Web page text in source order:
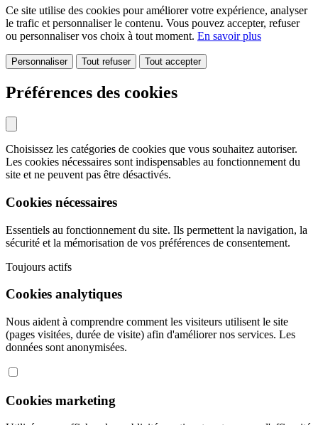
Ce site utilise des cookies pour améliorer votre expérience, analyser
le trafic et personnaliser le contenu. Vous pouvez accepter, refuser
ou personnaliser vos choix à tout moment. En savoir plus
Personnaliser Tout refuser Tout accepter
Préférences des cookies
Choisissez les catégories de cookies que vous souhaitez autoriser.
Les cookies nécessaires sont indispensables au fonctionnement du
site et ne peuvent pas être désactivés.
Cookies nécessaires
Essentiels au fonctionnement du site. Ils permettent la navigation, la
sécurité et la mémorisation de vos préférences de consentement.
Toujours actifs
Cookies analytiques
Nous aident à comprendre comment les visiteurs utilisent le site
(pages visitées, durée de visite) afin d'améliorer nos services. Les
données sont anonymisées.
Cookies marketing